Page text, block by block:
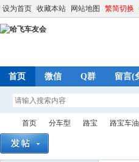
设为首页 收藏本站 网站地图 繁简切换
首页 微信 Q群 留言(
首页 分车型 路宝 路宝车